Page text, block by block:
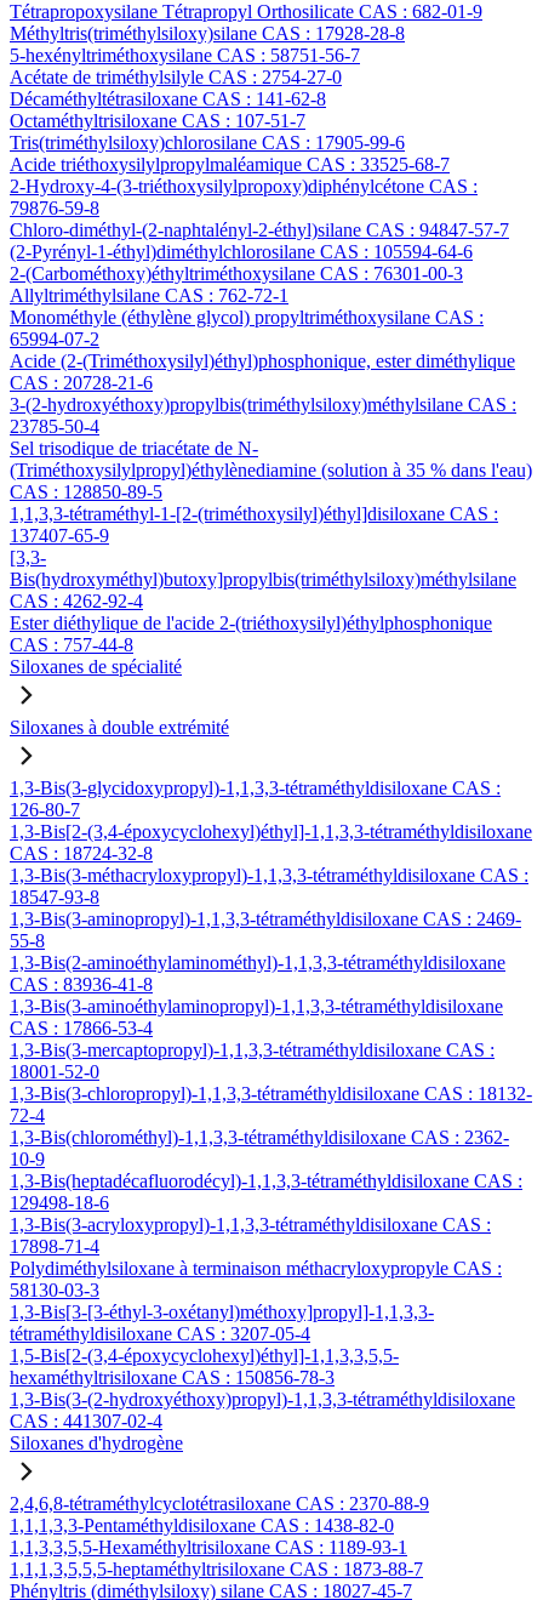
Tétrapropoxysilane Tétrapropyl Orthosilicate CAS : 682-01-9
Méthyltris(triméthylsiloxy)silane CAS : 17928-28-8
5-hexényltriméthoxysilane CAS : 58751-56-7
Acétate de triméthylsilyle CAS : 2754-27-0
Décaméthyltétrasiloxane CAS : 141-62-8
Octaméthyltrisiloxane CAS : 107-51-7
Tris(triméthylsiloxy)chlorosilane CAS : 17905-99-6
Acide triéthoxysilylpropylmaléamique CAS : 33525-68-7
2-Hydroxy-4-(3-triéthoxysilylpropoxy)diphénylcétone CAS :
79876-59-8
Chloro-diméthyl-(2-naphtalényl-2-éthyl)silane CAS : 94847-57-7
(2-Pyrényl-1-éthyl)diméthylchlorosilane CAS : 105594-64-6
2-(Carbométhoxy)éthyltriméthoxysilane CAS : 76301-00-3
Allyltriméthylsilane CAS : 762-72-1
Monométhyle (éthylène glycol) propyltriméthoxysilane CAS :
65994-07-2
Acide (2-(Triméthoxysilyl)éthyl)phosphonique, ester diméthylique
CAS : 20728-21-6
3-(2-hydroxyéthoxy)propylbis(triméthylsiloxy)méthylsilane CAS :
23785-50-4
Sel trisodique de triacétate de N-
(Triméthoxysilylpropyl)éthylènediamine (solution à 35 % dans l'eau)
CAS : 128850-89-5
1,1,3,3-tétraméthyl-1-[2-(triméthoxysilyl)éthyl]disiloxane CAS :
137407-65-9
[3,3-
Bis(hydroxyméthyl)butoxy]propylbis(triméthylsiloxy)méthylsilane
CAS : 4262-92-4
Ester diéthylique de l'acide 2-(triéthoxysilyl)éthylphosphonique
CAS : 757-44-8
Siloxanes de spécialité
Siloxanes à double extrémité
1,3-Bis(3-glycidoxypropyl)-1,1,3,3-tétraméthyldisiloxane CAS :
126-80-7
1,3-Bis[2-(3,4-époxycyclohexyl)éthyl]-1,1,3,3-tétraméthyldisiloxane
CAS : 18724-32-8
1,3-Bis(3-méthacryloxypropyl)-1,1,3,3-tétraméthyldisiloxane CAS :
18547-93-8
1,3-Bis(3-aminopropyl)-1,1,3,3-tétraméthyldisiloxane CAS : 2469-
55-8
1,3-Bis(2-aminoéthylaminométhyl)-1,1,3,3-tétraméthyldisiloxane
CAS : 83936-41-8
1,3-Bis(3-aminoéthylaminopropyl)-1,1,3,3-tétraméthyldisiloxane
CAS : 17866-53-4
1,3-Bis(3-mercaptopropyl)-1,1,3,3-tétraméthyldisiloxane CAS :
18001-52-0
1,3-Bis(3-chloropropyl)-1,1,3,3-tétraméthyldisiloxane CAS : 18132-
72-4
1,3-Bis(chlorométhyl)-1,1,3,3-tétraméthyldisiloxane CAS : 2362-
10-9
1,3-Bis(heptadécafluorodécyl)-1,1,3,3-tétraméthyldisiloxane CAS :
129498-18-6
1,3-Bis(3-acryloxypropyl)-1,1,3,3-tétraméthyldisiloxane CAS :
17898-71-4
Polydiméthylsiloxane à terminaison méthacryloxypropyle CAS :
58130-03-3
1,3-Bis[3-[3-éthyl-3-oxétanyl)méthoxy]propyl]-1,1,3,3-
tétraméthyldisiloxane CAS : 3207-05-4
1,5-Bis[2-(3,4-époxycyclohexyl)éthyl]-1,1,3,3,5,5-
hexaméthyltrisiloxane CAS : 150856-78-3
1,3-Bis(3-(2-hydroxyéthoxy)propyl)-1,1,3,3-tétraméthyldisiloxane
CAS : 441307-02-4
Siloxanes d'hydrogène
2,4,6,8-tétraméthylcyclotétrasiloxane CAS : 2370-88-9
1,1,1,3,3-Pentaméthyldisiloxane CAS : 1438-82-0
1,1,3,3,5,5-Hexaméthyltrisiloxane CAS : 1189-93-1
1,1,1,3,5,5,5-heptaméthyltrisiloxane CAS : 1873-88-7
Phényltris (diméthylsiloxy) silane CAS : 18027-45-7